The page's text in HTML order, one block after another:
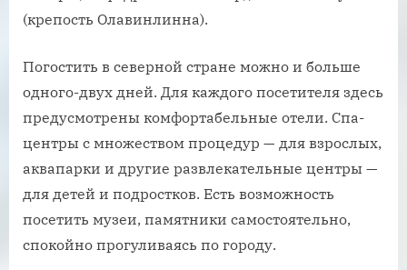
(крепость Олавинлинна).
Погостить в северной стране можно и больше
одного-двух дней. Для каждого посетителя здесь
предусмотрены комфортабельные отели. Спа-
центры с множеством процедур — для взрослых,
аквапарки и другие развлекательные центры —
для детей и подростков. Есть возможность
посетить музеи, памятники самостоятельно,
спокойно прогуливаясь по городу.